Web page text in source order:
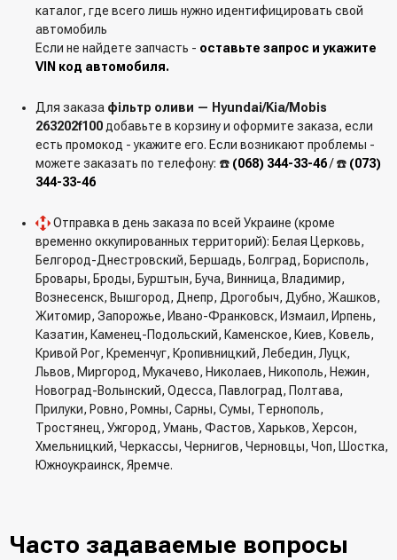
каталог, где всего лишь нужно идентифицировать свой
автомобиль
Если не найдете запчасть - оставьте запрос и укажите
VIN код автомобиля.
Для заказа фільтр оливи — Hyundai/Kia/Mobis
263202f100 добавьте в корзину и оформите заказа, если
есть промокод - укажите его. Если возникают проблемы -
можете заказать по телефону: ☎️ (068) 344-33-46/ ☎️ (073)
344-33-46
Отправка в день заказа по всей Украине (кроме
временно оккупированных территорий): Белая Церковь,
Белгород-Днестровский, Бершадь, Болград, Борисполь,
Бровары, Броды, Бурштын, Буча, Винница, Владимир,
Вознесенск, Вышгород, Днепр, Дрогобыч, Дубно, Жашков,
Житомир, Запорожье, Ивано-Франковск, Измаил, Ирпень,
Казатин, Каменец-Подольский, Каменское, Киев, Ковель,
Кривой Рог, Кременчуг, Кропивницкий, Лебедин, Луцк,
Львов, Миргород, Мукачево, Николаев, Никополь, Нежин,
Новоград-Волынский, Одесса, Павлоград, Полтава,
Прилуки, Ровно, Ромны, Сарны, Сумы, Тернополь,
Тростянец, Ужгород, Умань, Фастов, Харьков, Херсон,
Хмельницкий, Черкассы, Чернигов, Черновцы, Чоп, Шостка,
Южноукраинск, Яремче.
Часто задаваемые вопросы